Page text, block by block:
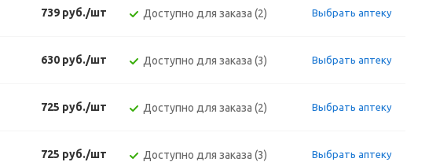
739 руб./шт Доступно для заказа (2) Выбрать аптеку
630 руб./шт Доступно для заказа (3) Выбрать аптеку
725 руб./шт Доступно для заказа (2) Выбрать аптеку
725 руб./шт Доступно для заказа (3) Выбрать аптеку